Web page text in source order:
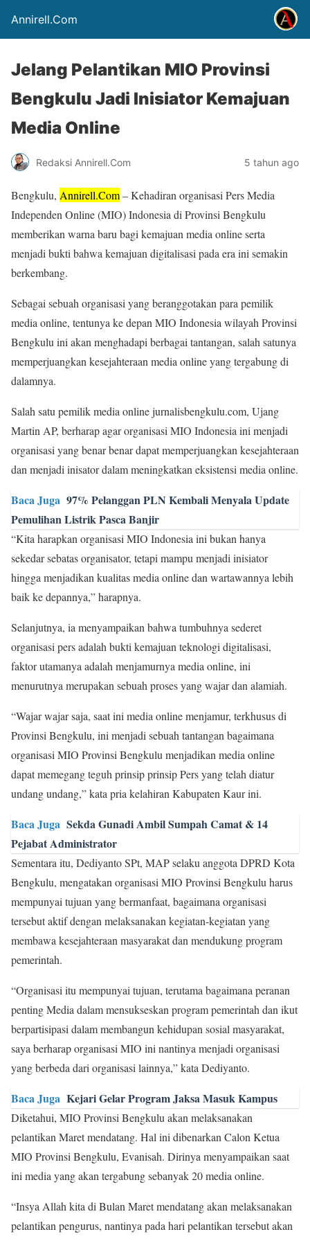
Annirell.Com
Jelang Pelantikan MIO Provinsi
Bengkulu Jadi Inisiator Kemajuan
Media Online
Redaksi Annirell.Com 5 tahun ago
Bengkulu, Annirell.Com– Kehadiran organisasi Pers Media
Independen Online (MIO) Indonesia di Provinsi Bengkulu
memberikan warna baru bagi kemajuan media online serta
menjadi bukti bahwa kemajuan digitalisasi pada era ini semakin
berkembang.
Sebagai sebuah organisasi yang beranggotakan para pemilik
media online, tentunya ke depan MIO Indonesia wilayah Provinsi
Bengkulu ini akan menghadapi berbagai tantangan, salah satunya
memperjuangkan kesejahteraan media online yang tergabung di
dalamnya.
Salah satu pemilik media online jurnalisbengkulu.com, Ujang
Martin AP, berharap agar organisasi MIO Indonesia ini menjadi
organisasi yang benar benar dapat memperjuangkan kesejahteraan
dan menjadi inisator dalam meningkatkan eksistensi media online.
Baca Juga 97% Pelanggan PLN Kembali Menyala Update
Pemulihan Listrik Pasca Banjir
“Kita harapkan organisasi MIO Indonesia ini bukan hanya
sekedar sebatas organisator, tetapi mampu menjadi inisiator
hingga menjadikan kualitas media online dan wartawannya lebih
baik ke depannya,” harapnya.
Selanjutnya, ia menyampaikan bahwa tumbuhnya sederet
organisasi pers adalah bukti kemajuan teknologi digitalisasi,
faktor utamanya adalah menjamurnya media online, ini
menurutnya merupakan sebuah proses yang wajar dan alamiah.
“Wajar wajar saja, saat ini media online menjamur, terkhusus di
Provinsi Bengkulu, ini menjadi sebuah tantangan bagaimana
organisasi MIO Provinsi Bengkulu menjadikan media online
dapat memegang teguh prinsip prinsip Pers yang telah diatur
undang undang,” kata pria kelahiran Kabupaten Kaur ini.
Baca Juga Sekda Gunadi Ambil Sumpah Camat & 14
Pejabat Administrator
Sementara itu, Dediyanto SPt, MAP selaku anggota DPRD Kota
Bengkulu, mengatakan organisasi MIO Provinsi Bengkulu harus
mempunyai tujuan yang bermanfaat, bagaimana organisasi
tersebut aktif dengan melaksanakan kegiatan-kegiatan yang
membawa kesejahteraan masyarakat dan mendukung program
pemerintah.
“Organisasi itu mempunyai tujuan, terutama bagaimana peranan
penting Media dalam mensukseskan program pemerintah dan ikut
berpartisipasi dalam membangun kehidupan sosial masyarakat,
saya berharap organisasi MIO ini nantinya menjadi organisasi
yang berbeda dari organisasi lainnya,” kata Dediyanto.
Baca Juga Kejari Gelar Program Jaksa Masuk Kampus
Diketahui, MIO Provinsi Bengkulu akan melaksanakan
pelantikan Maret mendatang. Hal ini dibenarkan Calon Ketua
MIO Provinsi Bengkulu, Evanisah. Dirinya menyampaikan saat
ini media yang akan tergabung sebanyak 20 media online.
“Insya Allah kita di Bulan Maret mendatang akan melaksanakan
pelantikan pengurus, nantinya pada hari pelantikan tersebut akan